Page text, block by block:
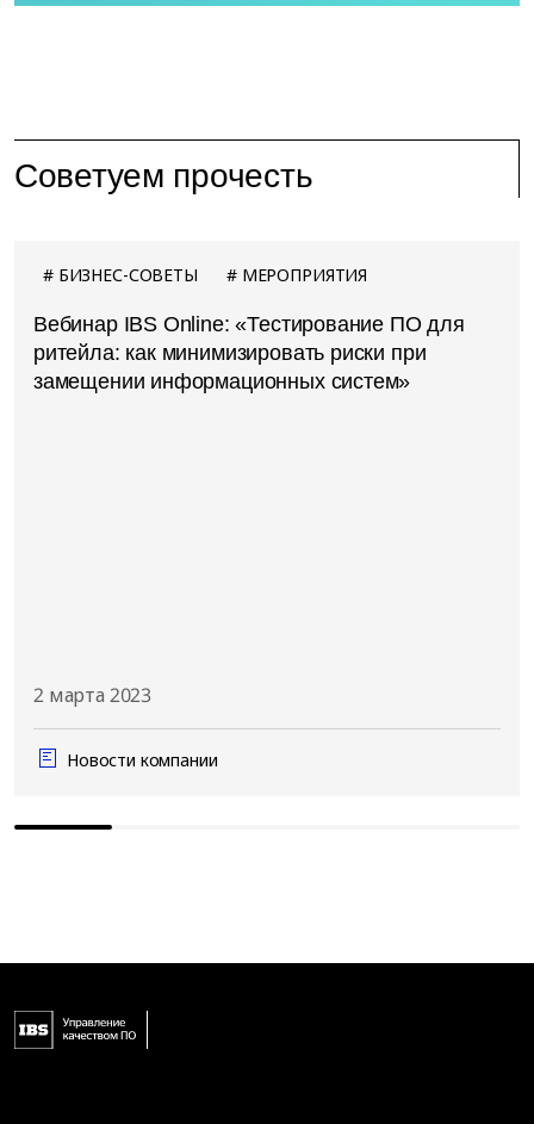
Советуем прочесть
БИЗНЕС-СОВЕТЫ МЕРОПРИЯТИЯ
Вебинар IBS Online: «Тестирование ПО для
ритейла: как минимизировать риски при
замещении информационных систем»
2 марта 2023
Новости компании